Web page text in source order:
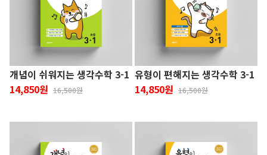
개념이 쉬워지는 생각수학 3-1
14,850원 16,500원
유형이 편해지는 생각수학 3-1
14,850원 16,500원